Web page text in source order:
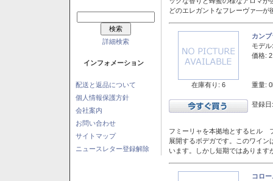
詳細検索
インフォメーション
配送と返品について
個人情報保護方針
会社案内
お問い合わせ
サイトマップ
ニュースレター登録解除
どのエレガントなフレーヴァ―が
在庫有り: 6
カン
モデル:
価格:
重量:
登録
フミーリャを本拠地とするヒル
展開するボデガです。このワイ
います。しかし短期ではありま
コロ